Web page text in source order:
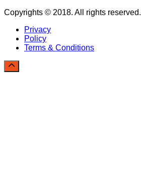
Copyrights © 2018. All rights reserved.
Privacy
Policy
Terms & Conditions